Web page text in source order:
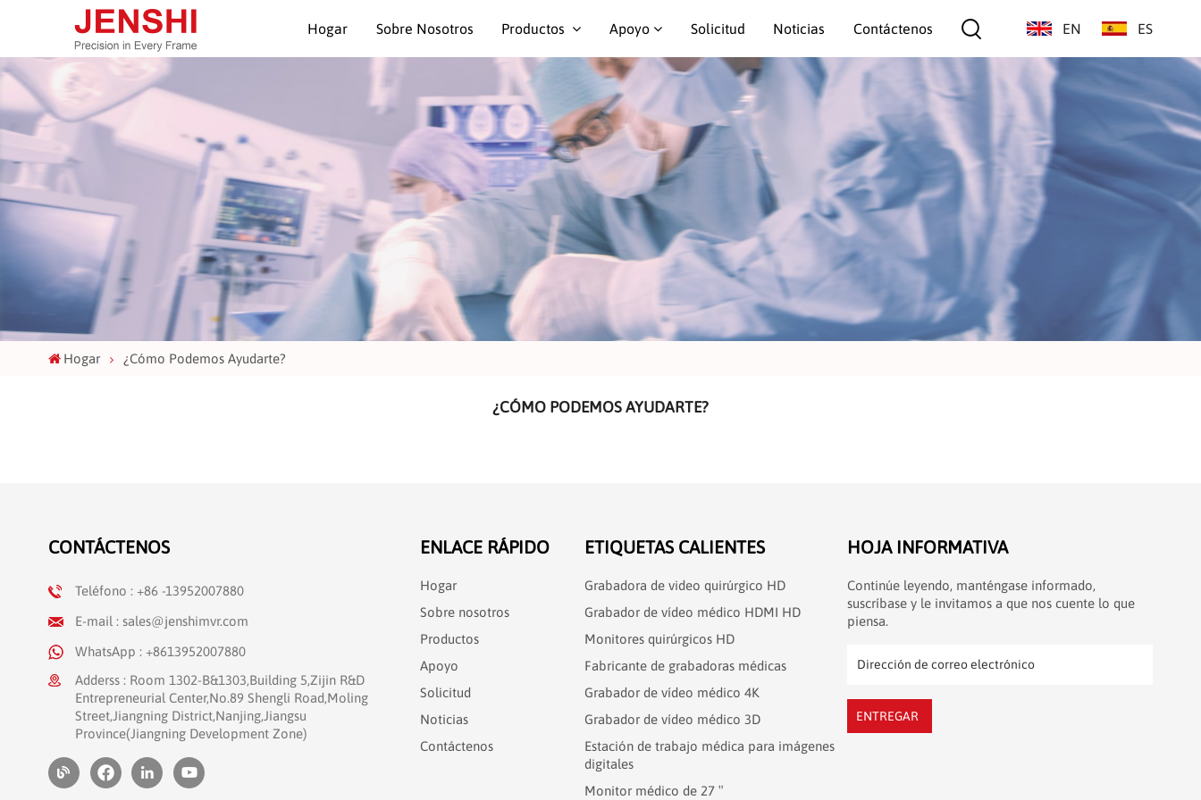
Hogar Sobre Nosotros Productos Apoyo Solicitud Noticias Contáctenos EN ES
Hogar ¿Cómo Podemos Ayudarte?
¿CÓMO PODEMOS AYUDARTE?
CONTÁCTENOS
Teléfono : +86 -13952007880
E-mail : sales@jenshimvr.com
WhatsApp : +8613952007880
Adderss : Room 1302-B&1303,Building 5,Zijin R&D
Entrepreneurial Center,No.89 Shengli Road,Moling
Street,Jiangning District,Nanjing,Jiangsu
Province(Jiangning Development Zone)
ENLACE RÁPIDO
Hogar
Sobre nosotros
Productos
Apoyo
Solicitud
Noticias
Contáctenos
ETIQUETAS CALIENTES
Grabadora de video quirúrgico HD
Grabador de vídeo médico HDMI HD
Monitores quirúrgicos HD
Fabricante de grabadoras médicas
Grabador de vídeo médico 4K
Grabador de vídeo médico 3D
Estación de trabajo médica para imágenes
digitales
Monitor médico de 27 ″
HOJA INFORMATIVA
Continúe leyendo, manténgase informado,
suscríbase y le invitamos a que nos cuente lo que
piensa.
ENTREGAR